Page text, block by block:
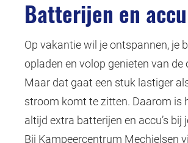
Batterijen en
Op vakantie wil je ontspannen, je
opladen en volop genieten van de
Maar dat gaat een stuk lastiger
stroom komt te zitten. Daarom is
altijd extra batterijen en accu’s bij
Bij Kampeercentrum Mechielsen